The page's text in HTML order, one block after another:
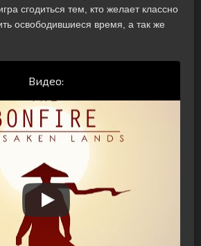
сгодиться тем, кто желает классно
освободившиеся время, а так же
Видео: